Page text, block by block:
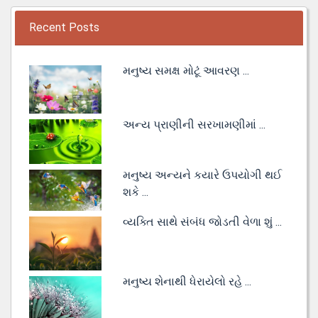
Recent Posts
મનુષ્ય સમક્ષ મોટૂં આવરણ ...
અન્ય પ્રાણીની સરખામણીમાં ...
મનુષ્ય અન્યને કયારે ઉપયોગી થઈ
શકે ...
વ્યક્તિ સાથે સંબંધ જોડતી વેળા શું ...
મનુષ્ય શેનાથી ધેરાયેલો રહે ...